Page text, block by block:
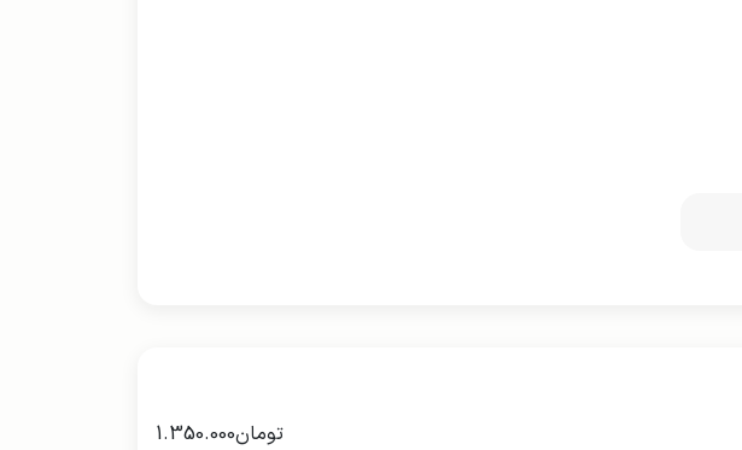
تومان1.350.000